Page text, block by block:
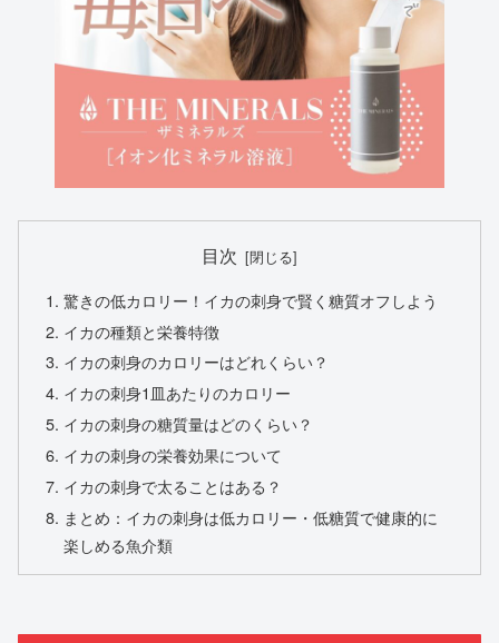
目次
驚きの低カロリー！イカの刺身で賢く糖質オフしよう
イカの種類と栄養特徴
イカの刺身のカロリーはどれくらい？
イカの刺身1皿あたりのカロリー
イカの刺身の糖質量はどのくらい？
イカの刺身の栄養効果について
イカの刺身で太ることはある？
まとめ：イカの刺身は低カロリー・低糖質で健康的に
楽しめる魚介類